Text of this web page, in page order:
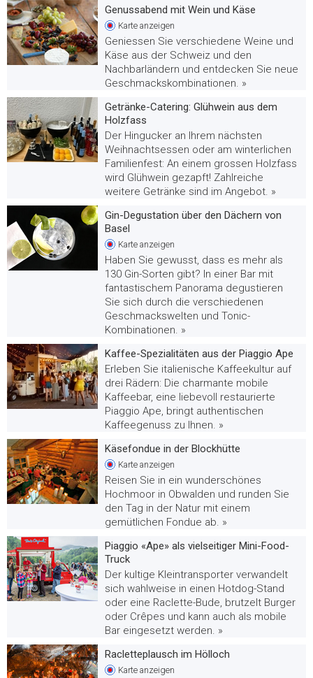
Genussabend mit Wein und Käse
Karte anzeigen
Geniessen Sie verschiedene Weine und
Käse aus der Schweiz und den
Nachbarländern und entdecken Sie neue
Geschmackskombinationen. »
Getränke-Catering: Glühwein aus dem
Holzfass
Der Hingucker an Ihrem nächsten
Weihnachtsessen oder am winterlichen
Familienfest: An einem grossen Holzfass
wird Glühwein gezapft! Zahlreiche
weitere Getränke sind im Angebot. »
Gin-Degustation über den Dächern von
Basel
Karte anzeigen
Haben Sie gewusst, dass es mehr als
130 Gin-Sorten gibt? In einer Bar mit
fantastischem Panorama degustieren
Sie sich durch die verschiedenen
Geschmackswelten und Tonic-
Kombinationen. »
Kaffee-Spezialitäten aus der Piaggio Ape
Erleben Sie italienische Kaffeekultur auf
drei Rädern: Die charmante mobile
Kaffeebar, eine liebevoll restaurierte
Piaggio Ape, bringt authentischen
Kaffeegenuss zu Ihnen. »
Käsefondue in der Blockhütte
Karte anzeigen
Reisen Sie in ein wunderschönes
Hochmoor in Obwalden und runden Sie
den Tag in der Natur mit einem
gemütlichen Fondue ab. »
Piaggio «Ape» als vielseitiger Mini-Food-
Truck
Der kultige Kleintransporter verwandelt
sich wahlweise in einen Hotdog-Stand
oder eine Raclette-Bude, brutzelt Burger
oder Crêpes und kann auch als mobile
Bar eingesetzt werden. »
Racletteplausch im Hölloch
Karte anzeigen